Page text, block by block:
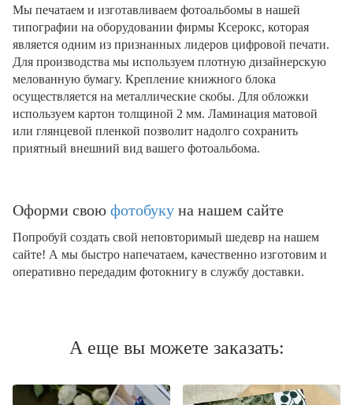
Мы печатаем и изготавливаем фотоальбомы в нашей
типографии на оборудовании фирмы Ксерокс, которая
является одним из признанных лидеров цифровой печати.
Для производства мы используем плотную дизайнерскую
мелованную бумагу. Крепление книжного блока
осуществляется на металлические скобы. Для обложки
используем картон толщиной 2 мм. Ламинация матовой
или глянцевой пленкой позволит надолго сохранить
приятный внешний вид вашего фотоальбома.
Оформи свою фотобуку на нашем сайте
Попробуй создать свой неповторимый шедевр на нашем
сайте! А мы быстро напечатаем, качественно изготовим и
оперативно передадим фотокнигу в службу доставки.
А еще вы можете заказать: